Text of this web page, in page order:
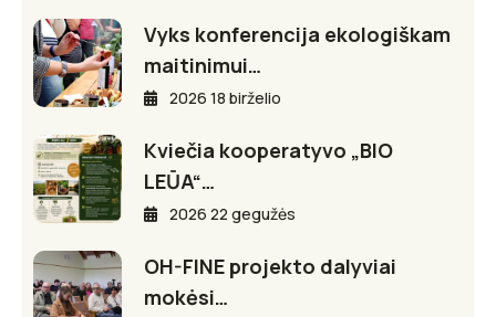
Vyks konferencija ekologiškam
maitinimui…
2026 18 birželio
Kviečia kooperatyvo „BIO
LEŪA“…
2026 22 gegužės
OH-FINE projekto dalyviai
mokėsi…